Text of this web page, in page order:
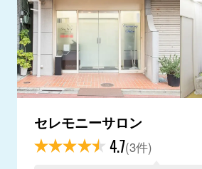
セレモニーサロン
4.7(3件)